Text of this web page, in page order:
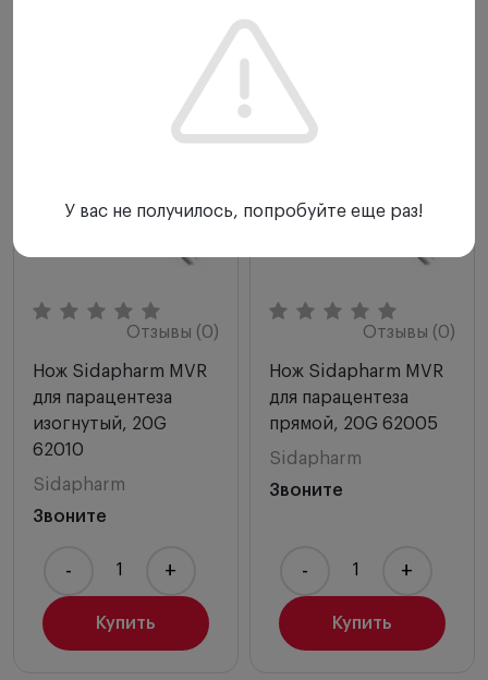
Отзывы (0)
Нож Sidapharm MVR
для парацентеза
изогнутый, 20G
62010
Sidapharm
Звоните
Купить
- +
Отзывы (0)
Нож Sidapharm MVR
для парацентеза
прямой, 20G 62005
Sidapharm
Звоните
Купить
- +
У вас не получилось, попробуйте еще раз!